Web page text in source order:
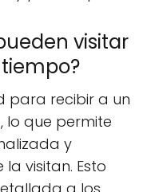
visitar
para recibir a un
lo que permite
y
visitan. Esto